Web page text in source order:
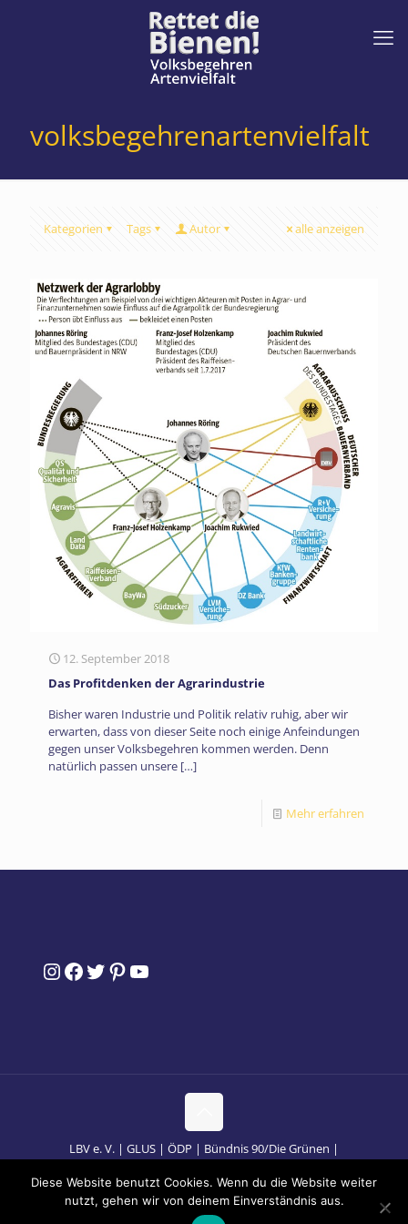
volksbegehrenartenvielfalt
Kategorien Tags Autor alle anzeigen
12. September 2018
Das Profitdenken der Agrarindustrie
Bisher waren Industrie und Politik relativ ruhig, aber wir
erwarten, dass von dieser Seite noch einige Anfeindungen
gegen unser Volksbegehren kommen werden. Denn
natürlich passen unsere […]
Mehr erfahren
Instagram
Facebook
Twitter
Pinterest
YouTube
LBV e. V. | GLUS | ÖDP | Bündnis 90/Die Grünen |
Bündnis-Partner
Impressum
Datenschutz
Herunterladen
Diese Website benutzt Cookies. Wenn du die Website weiter
nutzt, gehen wir von deinem Einverständnis aus.